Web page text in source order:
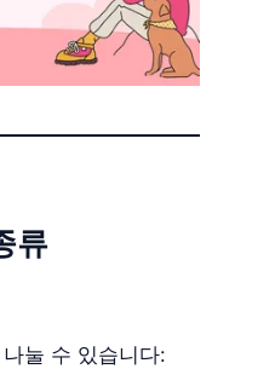
류
눌 수 있습니다: